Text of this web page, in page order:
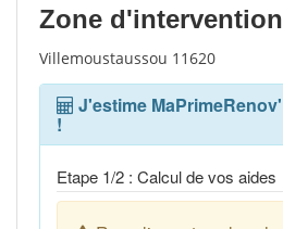
Zone d'intervention
Villemoustaussou 11620